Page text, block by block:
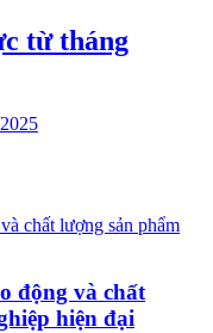
từ tháng
động và chất
hiện đại